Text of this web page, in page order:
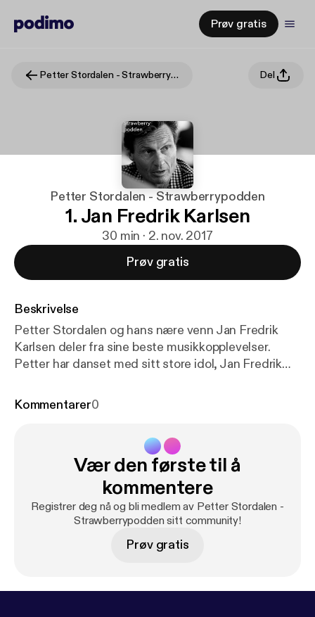
Prøv gratis
Petter Stordalen - Strawberrypodden Del
Petter Stordalen - Strawberrypodden
1. Jan Fredrik Karlsen
30 min · 2. nov. 2017
Prøv gratis
Beskrivelse
Petter Stordalen og hans nære venn Jan Fredrik
Karlsen deler fra sine beste musikkopplevelser.
Petter har danset med sitt store idol, Jan Fredrik
begge grått til Barne Brøndbo en sen sommerkveld.
for privacy and opt-out information.
Kommentarer0
Vær den første til å
kommentere
Registrer deg nå og bli medlem av Petter Stordalen -
Strawberrypodden sitt community!
Prøv gratis